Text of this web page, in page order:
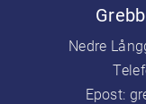
Nedre
Epost: